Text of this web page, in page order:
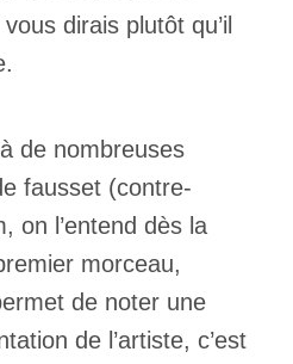
dirais plutôt qu’il
de nombreuses
fausset (contre-
on l’entend dès la
morceau,
de noter une
de l’artiste, c’est